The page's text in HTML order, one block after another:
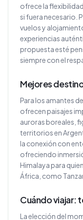
ofrece la
si fuera necesario.
vuelos y
experiencias
propuesta esté
siempre con el
Mejores
Para los amantes
ofrecen paisajes
auroras boreales,
territorios en
la conexión con
ofreciendo
Himalaya para
África, como
Cuándo viajar:
La elección del